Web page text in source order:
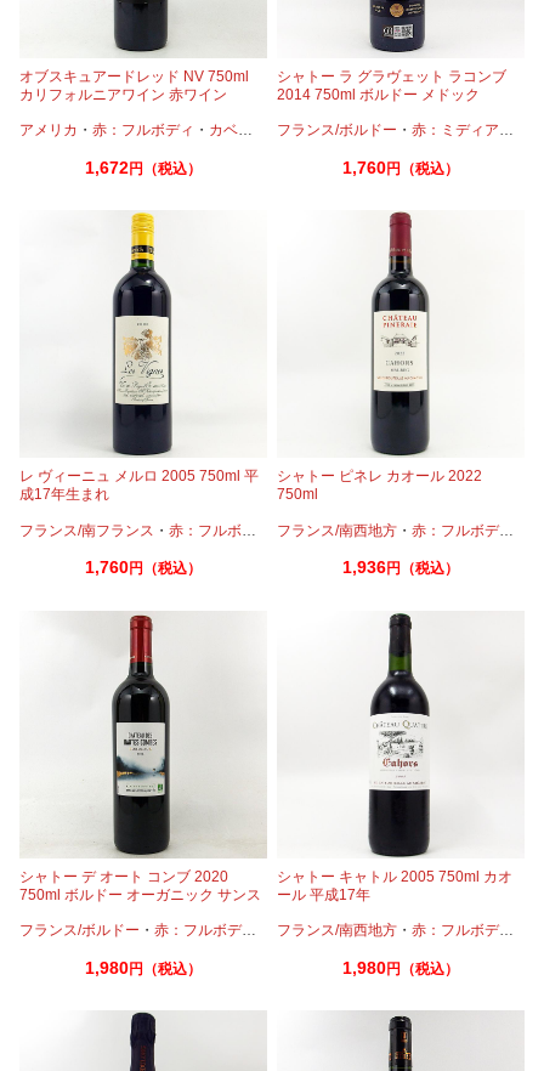
オブスキュアードレッド NV 750ml
カリフォルニアワイン 赤ワイン
アメリカ ・ 赤：フルボディ ・ カベルネ ・メルロー・ジンファンデル
1,672円（税込）
シャトー ラ グラヴェット ラコンブ
2014 750ml ボルドー メドック
フランス/ボルドー ・赤：ミディアムボディ
1,760円（税込）
レ ヴィーニュ メルロ 2005 750ml 平
成17年生まれ
フランス/南フランス ・ 赤：フルボディ ・メルロー
1,760円（税込）
シャトー ピネレ カオール 2022
750ml
フランス/南西地方 ・赤：フルボディ
1,936円（税込）
シャトー デ オート コンブ 2020
750ml ボルドー オーガニック サンス
フランス/ボルドー ・ 赤：フルボディ カベルネ・カベルネフラン・メルロー
1,980円（税込）
シャトー キャトル 2005 750ml カオ
ール 平成17年
フランス/南西地方 ・赤：フルボディ
1,980円（税込）